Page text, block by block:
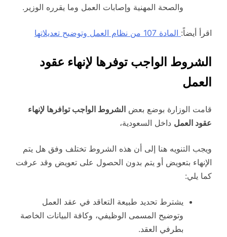
والصحة المهنية وإصابات العمل وما يقرره الوزير.
اقرأ أيضاً: المادة 107 من نظام العمل وتوضيح تعديلاتها
الشروط الواجب توفرها لإنهاء عقود
العمل
قامت الوزارة بوضع بعض الشروط الواجب توافرها لإنهاء
عقود العمل داخل السعودية،
ويجب التنويه هنا إلى أن هذه الشروط تختلف وفق هل يتم
الإنهاء بتعويض أو يتم بدون الحصول على تعويض وقد عرفت
كما يلي:
يشترط تحديد طبيعة التعاقد في عقد العمل
وتوضيح المسمى الوظيفي، وكافة البيانات الخاصة
بطرفي العقد.